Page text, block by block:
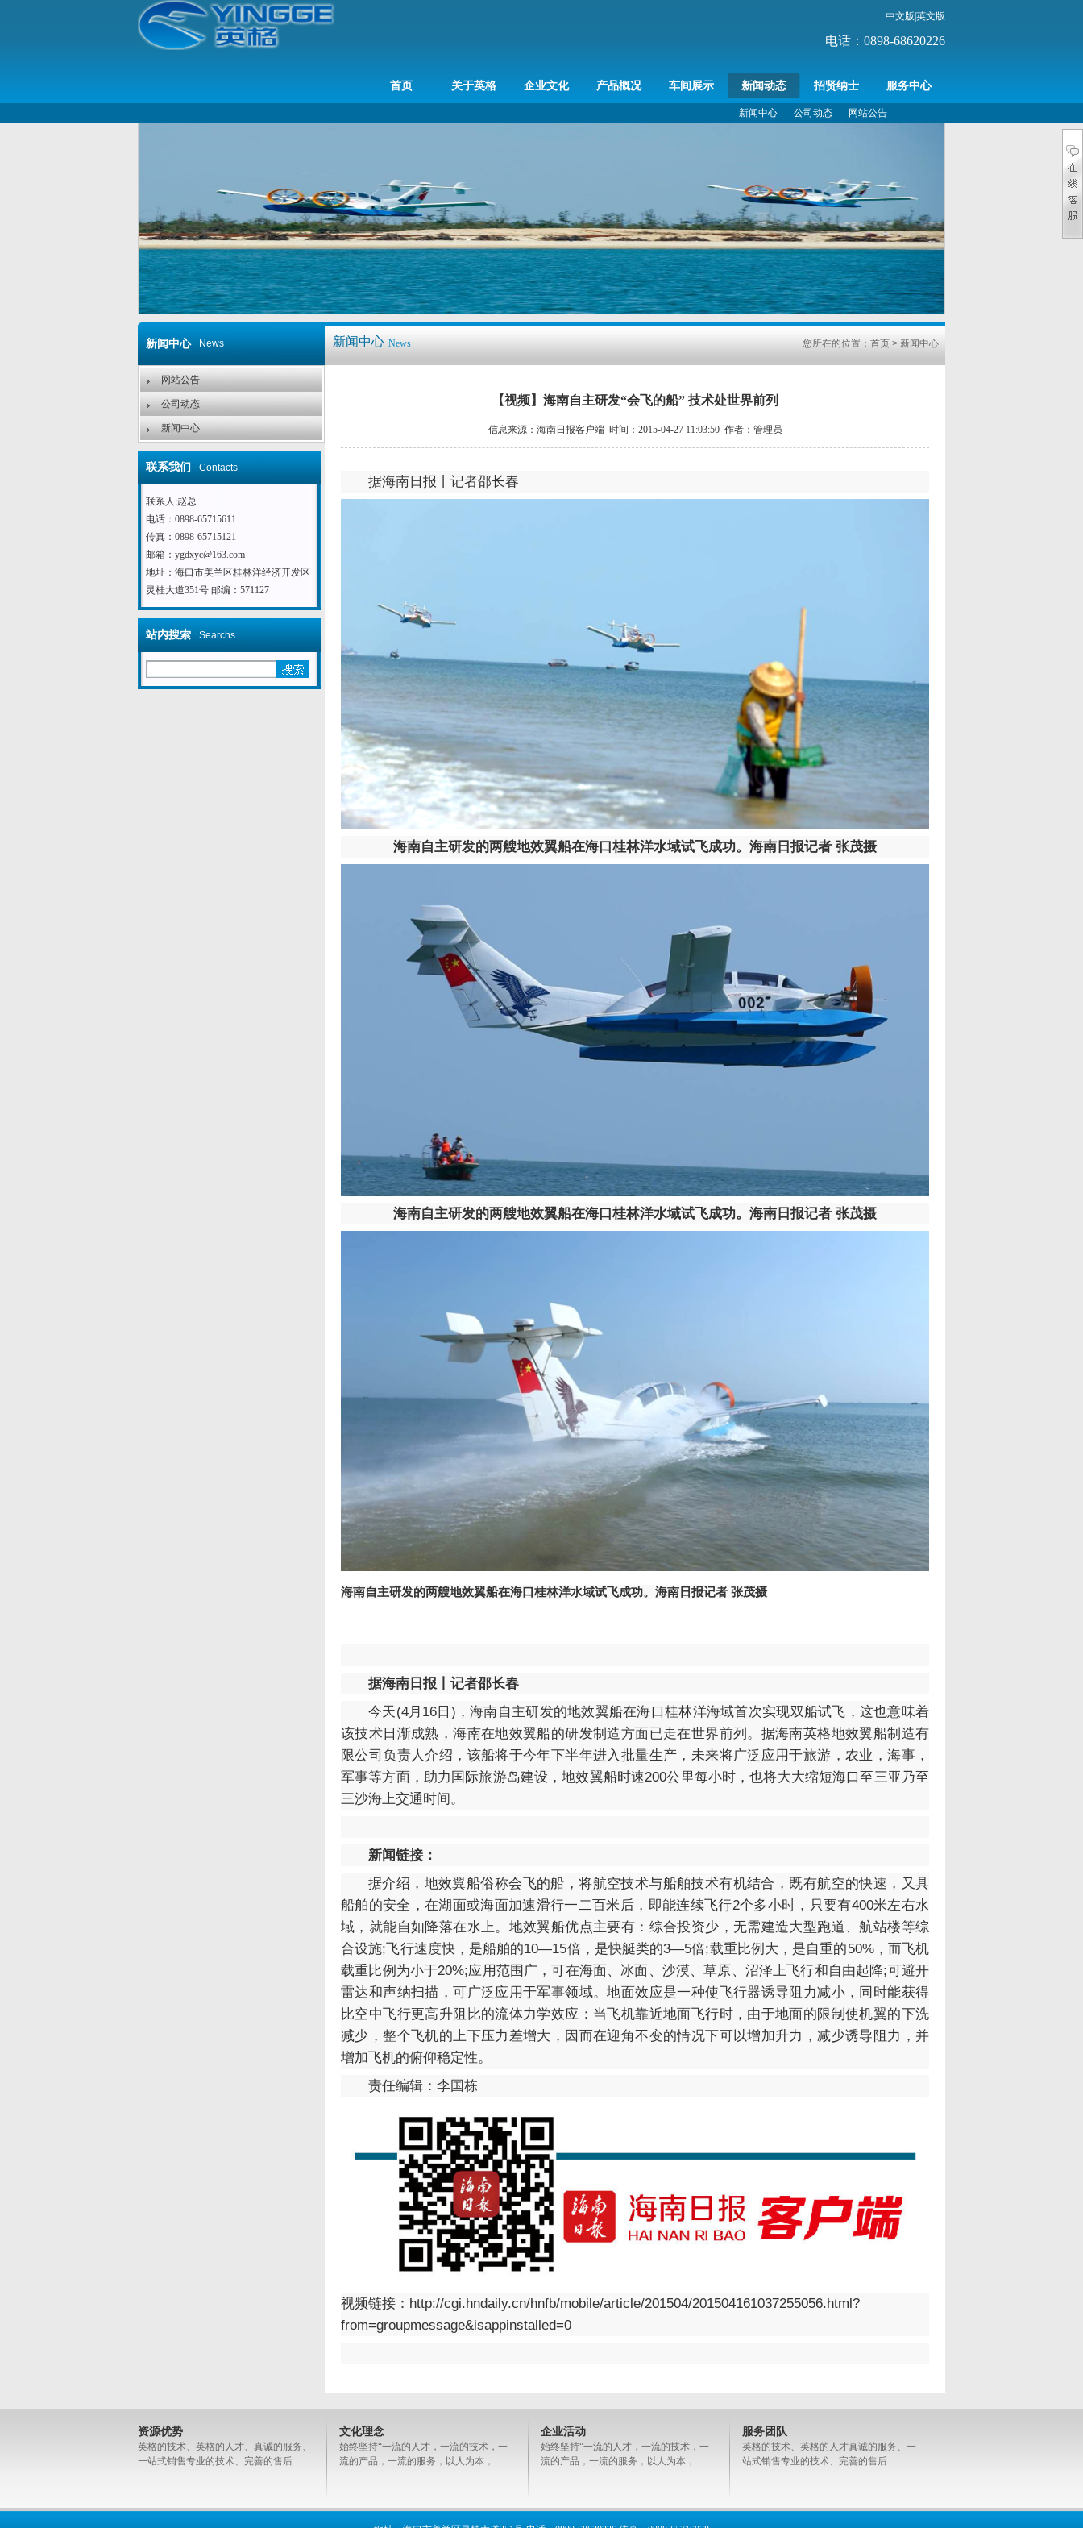
中文版 英文版
电话：0898-68620226
服务中心
招贤纳士
新闻动态
网站公告
公司动态
新闻中心
车间展示
产品概况
企业文化
关于英格
首页
新闻中心 News
网站公告
公司动态
新闻中心
联系我们 Contacts
联系人:赵总
电话：0898-65715611
传真：0898-65715121
邮箱：ygdxyc@163.com
地址：海口市美兰区桂林洋经济开发区
灵桂大道351号 邮编：571127
站内搜索 Searchs
新闻中心 News 您所在的位置：首页 > 新闻中心
【视频】海南自主研发“会飞的船” 技术处世界前列
信息来源：海南日报客户端 时间：2015-04-27 11:03:50 作者：管理员
据海南日报丨记者邵长春
海南自主研发的两艘地效翼船在海口桂林洋水域试飞成功。海南日报记者 张茂摄
海南自主研发的两艘地效翼船在海口桂林洋水域试飞成功。海南日报记者 张茂摄
海南自主研发的两艘地效翼船在海口桂林洋水域试飞成功。海南日报记者 张茂摄
据海南日报丨记者邵长春
今天(4月16日)，海南自主研发的地效翼船在海口桂林洋海域首次实现双船试飞，这也意味着
该技术日渐成熟，海南在地效翼船的研发制造方面已走在世界前列。据海南英格地效翼船制造有
限公司负责人介绍，该船将于今年下半年进入批量生产，未来将广泛应用于旅游，农业，海事，
军事等方面，助力国际旅游岛建设，地效翼船时速200公里每小时，也将大大缩短海口至三亚乃至
三沙海上交通时间。
新闻链接：
据介绍，地效翼船俗称会飞的船，将航空技术与船舶技术有机结合，既有航空的快速，又具
船舶的安全，在湖面或海面加速滑行一二百米后，即能连续飞行2个多小时，只要有400米左右水
域，就能自如降落在水上。地效翼船优点主要有：综合投资少，无需建造大型跑道、航站楼等综
合设施;飞行速度快，是船舶的10—15倍，是快艇类的3—5倍;载重比例大，是自重的50%，而飞机
载重比例为小于20%;应用范围广，可在海面、冰面、沙漠、草原、沼泽上飞行和自由起降;可避开
雷达和声纳扫描，可广泛应用于军事领域。地面效应是一种使飞行器诱导阻力减小，同时能获得
比空中飞行更高升阻比的流体力学效应：当飞机靠近地面飞行时，由于地面的限制使机翼的下洗
减少，整个飞机的上下压力差增大，因而在迎角不变的情况下可以增加升力，减少诱导阻力，并
增加飞机的俯仰稳定性。
责任编辑：李国栋
视频链接： http://cgi.hndaily.cn/hnfb/mobile/article/201504/201504161037255056.html?
from=groupmessage&isappinstalled=0
资源优势
英格的技术、英格的人才、真诚的服务、
一站式销售专业的技术、完善的售后...
文化理念
始终坚持“一流的人才，一流的技术，一
流的产品，一流的服务，以人为本，...
企业活动
始终坚持“一流的人才，一流的技术，一
流的产品，一流的服务，以人为本，...
服务团队
英格的技术、英格的人才真诚的服务、一
站式销售专业的技术、完善的售后